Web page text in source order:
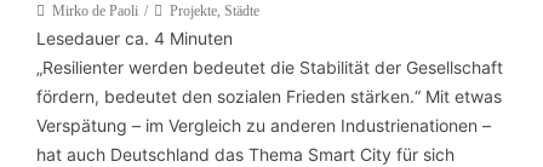
Mirko de Paoli Projekte, Städte
Lesedauer ca. 4 Minuten
„Resilienter werden bedeutet die Stabilität der Gesellschaft
fördern, bedeutet den sozialen Frieden stärken.“ Mit etwas
Verspätung – im Vergleich zu anderen Industrienationen –
hat auch Deutschland das Thema Smart City für sich